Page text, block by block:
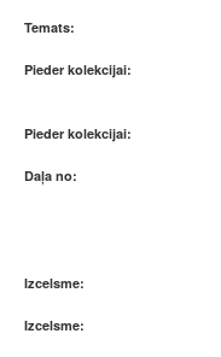
Temats:
Pieder kolekcijai:
Pieder kolekcijai:
Daļa no:
Izcelsme:
Izcelsme: